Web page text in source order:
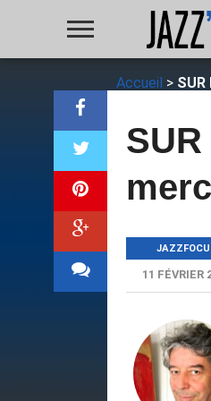
Accueil >
11 FÉVRIER